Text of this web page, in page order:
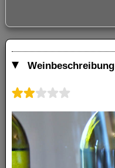
Weinbeschreibung